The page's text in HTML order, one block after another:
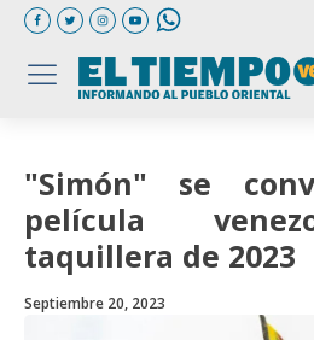
"Simón" se
película
taquillera de 2023
Septiembre 20, 2023